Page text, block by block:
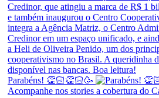
Parabéns! 👏🏻👏🏻🥳
Acompanhe nos stories a cobertura do